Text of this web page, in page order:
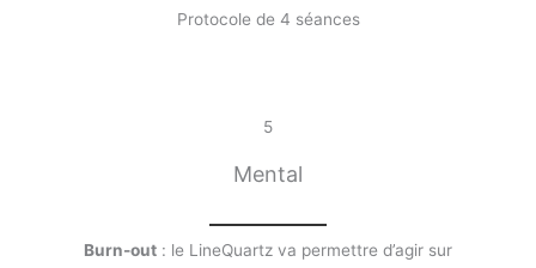
Protocole de 4 séances
5
Mental
Burn-out : le LineQuartz va permettre d’agir sur